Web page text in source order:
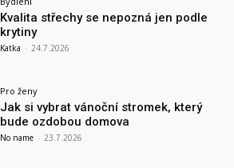
Kvalita střechy se nepozná jen podle
krytiny
Katka - 24.7.2026
Pro ženy
Jak si vybrat vánoční stromek, který
bude ozdobou domova
No name - 23.7.2026